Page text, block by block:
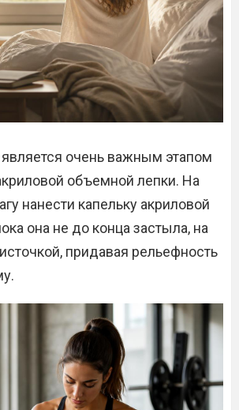
очень важным этапом
объемной лепки. На
нанести капельку акриловой
она не до конца застыла, на
придавая рельефность